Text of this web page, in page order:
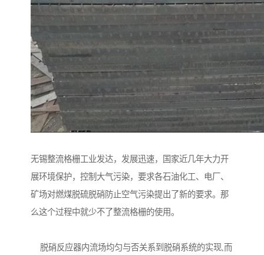
无锡整流格栅工业发达，发展迅速，国家近几年大力开
展环境保护，控制大气污染，要求各石油化工、电厂、
矿场对燃煤脱硫脱硝防止空气污染提出了新的要求。那
么这个过程中就少不了整流格栅的使用。
脱硝反应器内流场均匀与否关系到脱硝系统的实现,而